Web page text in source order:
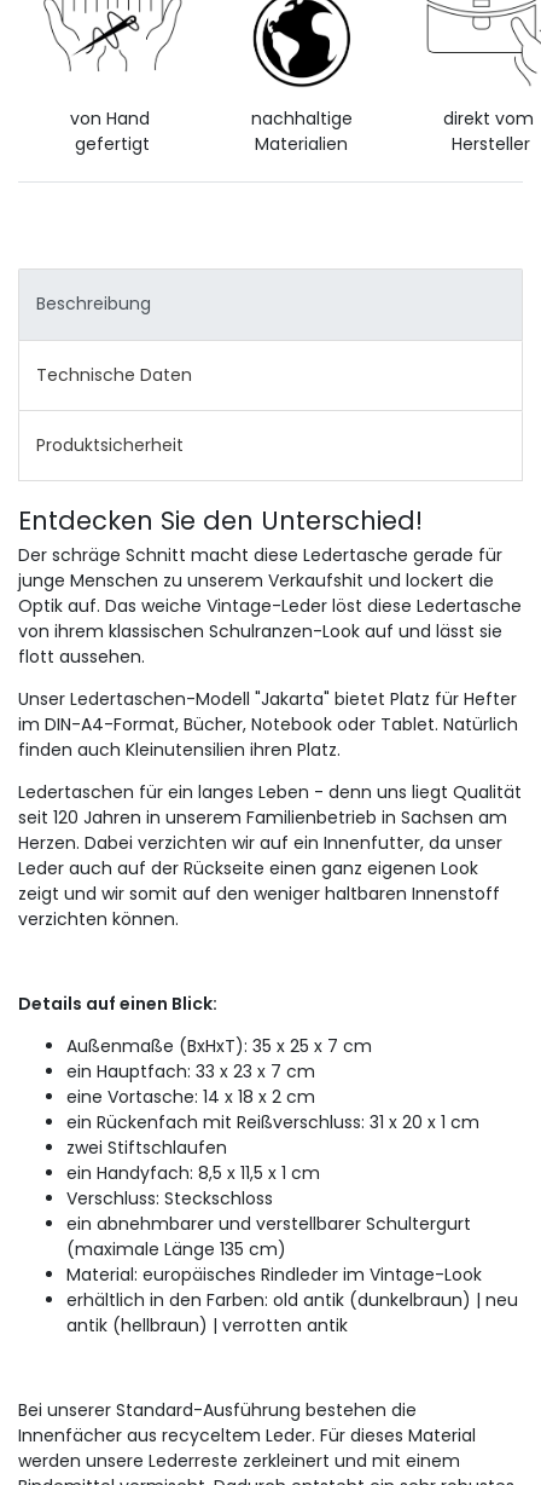
von Hand
gefertigt
nachhaltige
Materialien
direkt vom
Hersteller
Beschreibung
Technische Daten
Produktsicherheit
Entdecken Sie den Unterschied!
Der schräge Schnitt macht diese Ledertasche gerade für
junge Menschen zu unserem Verkaufshit und lockert die
Optik auf. Das weiche Vintage-Leder löst diese Ledertasche
von ihrem klassischen Schulranzen-Look auf und lässt sie
flott aussehen.
Unser Ledertaschen-Modell "Jakarta" bietet Platz für Hefter
im DIN-A4-Format, Bücher, Notebook oder Tablet. Natürlich
finden auch Kleinutensilien ihren Platz.
Ledertaschen für ein langes Leben - denn uns liegt Qualität
seit 120 Jahren in unserem Familienbetrieb in Sachsen am
Herzen. Dabei verzichten wir auf ein Innenfutter, da unser
Leder auch auf der Rückseite einen ganz eigenen Look
zeigt und wir somit auf den weniger haltbaren Innenstoff
verzichten können.
Details auf einen Blick:
Außenmaße (BxHxT): 35 x 25 x 7 cm
ein Hauptfach: 33 x 23 x 7 cm
eine Vortasche: 14 x 18 x 2 cm
ein Rückenfach mit Reißverschluss: 31 x 20 x 1 cm
zwei Stiftschlaufen
ein Handyfach: 8,5 x 11,5 x 1 cm
Verschluss: Steckschloss
ein abnehmbarer und verstellbarer Schultergurt
(maximale Länge 135 cm)
Material: europäisches Rindleder im Vintage-Look
erhältlich in den Farben: old antik (dunkelbraun) | neu
antik (hellbraun) | verrotten antik
Bei unserer Standard-Ausführung bestehen die
Innenfächer aus recyceltem Leder. Für dieses Material
werden unsere Lederreste zerkleinert und mit einem